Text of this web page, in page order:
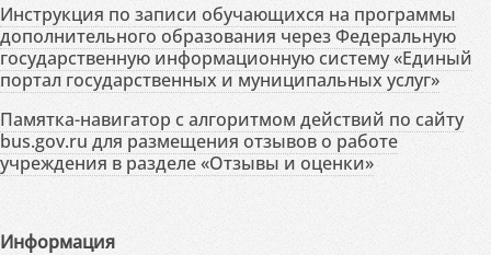
Инструкция по записи обучающихся на программы
дополнительного образования через Федеральную
государственную информационную систему «Единый
портал государственных и муниципальных услуг»
Памятка-навигатор с алгоритмом действий по сайту
bus.gov.ru для размещения отзывов о работе
учреждения в разделе «Отзывы и оценки»
Информация